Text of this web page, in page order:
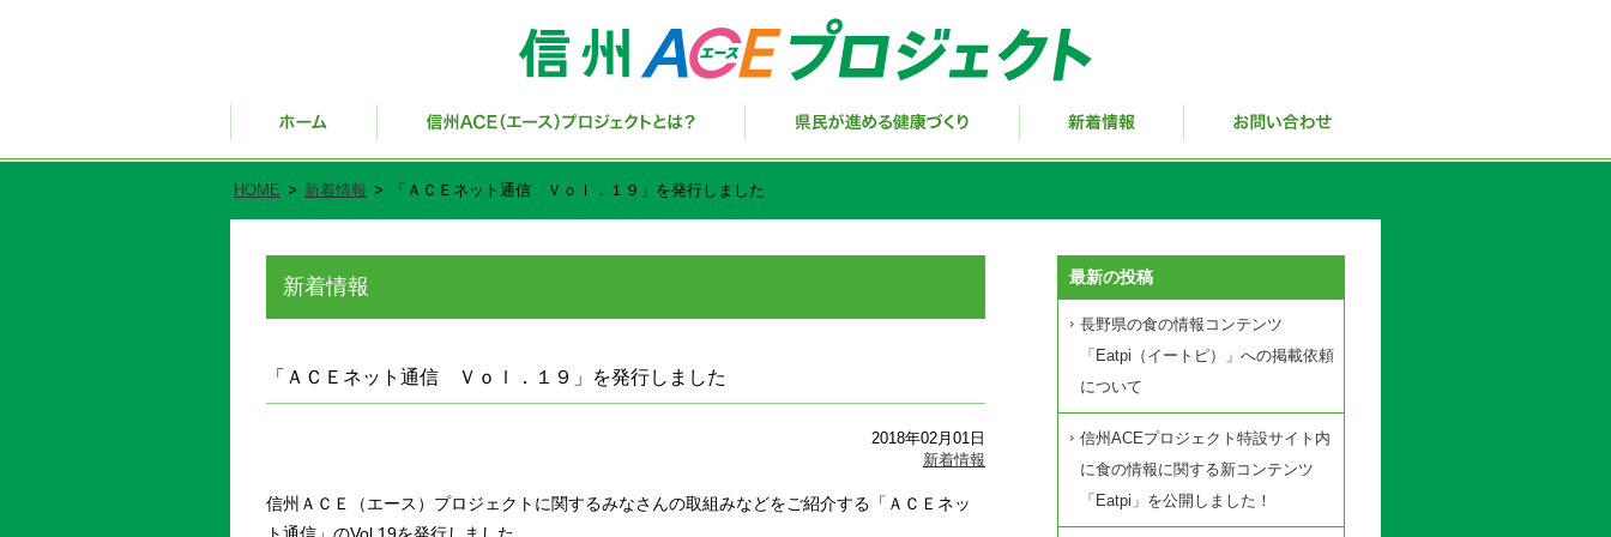
HOME > 新着情報 > 「ＡＣＥネット通信 Ｖｏｌ．１９」を発行しました
新着情報
「ＡＣＥネット通信 Ｖｏｌ．１９」を発行しました
2018年02月01日
新着情報
信州ＡＣＥ（エース）プロジェクトに関するみなさんの取組みなどをご紹介する「ＡＣＥネッ
最新の投稿
長野県の食の情報コンテンツ
「Eatpi（イートピ）」への掲載依頼
について
信州ACEプロジェクト特設サイト内
に食の情報に関する新コンテンツ
「Eatpi」を公開しました！